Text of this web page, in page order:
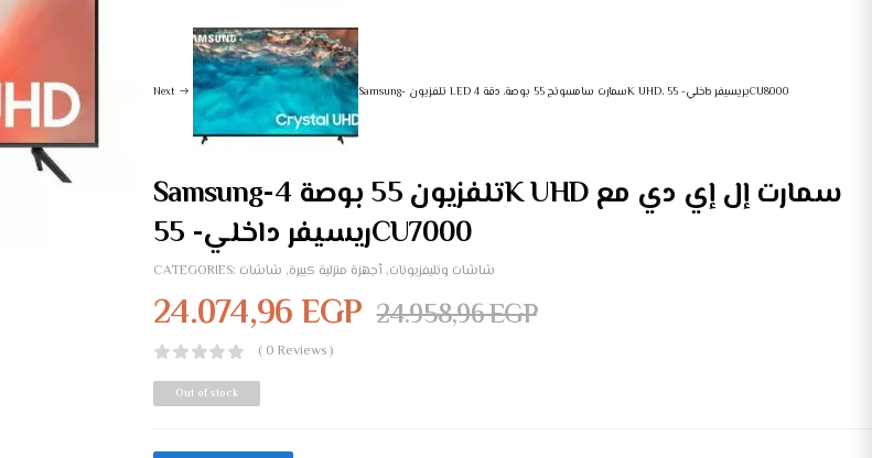
Next Samsung- تلفزيون LED سمارت سامسونج 55 بوصة، دقة 4K UHD، بريسيفر داخلي- 55CU8000
Samsung-تلفزيون 55 بوصة 4K UHD سمارت إل إي دي مع
ريسيفر داخلي- 55CU7000
CATEGORIES: شاشات وتليفزيونات, أجهزة منزلية كبيرة, شاشات
24.074,96EGP 24.958,96EGP
( 0 Reviews )
Out of stock